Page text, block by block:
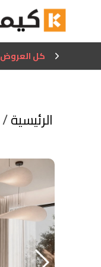
كل العروض
الرئيسية/